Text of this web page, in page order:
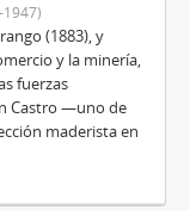
(1883), y
y la minería,
fuerzas
Castro —uno de
maderista en